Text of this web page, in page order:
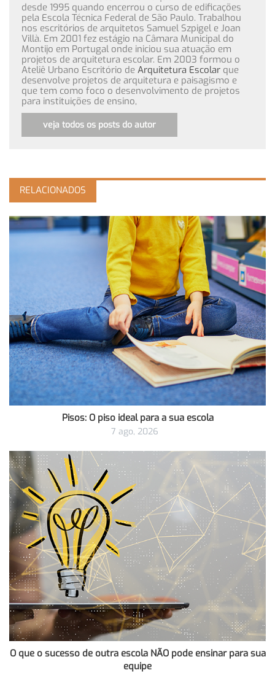
desde 1995 quando encerrou o curso de edificações
pela Escola Técnica Federal de São Paulo. Trabalhou
nos escritórios de arquitetos Samuel Szpigel e Joan
Villà. Em 2001 fez estágio na Câmara Municipal do
Montijo em Portugal onde iniciou sua atuação em
projetos de arquitetura escolar. Em 2003 formou o
Ateliê Urbano Escritório de Arquitetura Escolar que
desenvolve projetos de arquitetura e paisagismo e
que tem como foco o desenvolvimento de projetos
para instituições de ensino,
veja todos os posts do autor
RELACIONADOS
Pisos: O piso ideal para a sua escola
7 ago, 2026
O que o sucesso de outra escola NÃO pode ensinar para sua
equipe